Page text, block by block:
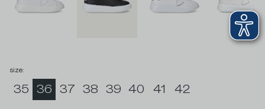
size:
35 36 37 38 39 40 41 42